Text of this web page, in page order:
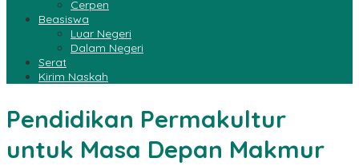
Cerpen
Beasiswa
Luar Negeri
Dalam Negeri
Serat
Kirim Naskah
Pendidikan Permakultur
untuk Masa Depan Makmur